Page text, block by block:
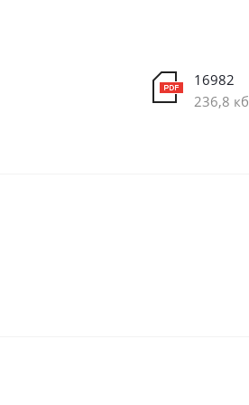
16982
236,8 кб